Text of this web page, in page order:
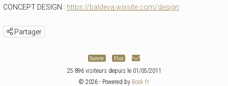
CONCEPT DESIGN : https://baldeva.wixsite.com/design
Partager
Suivre Flux
25 896 visiteurs depuis le 01/05/2011
© 2026 - Powered by Book.fr